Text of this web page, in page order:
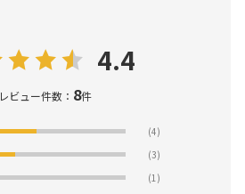
4.4
レビュー件数： 8件
(4)
(3)
(1)